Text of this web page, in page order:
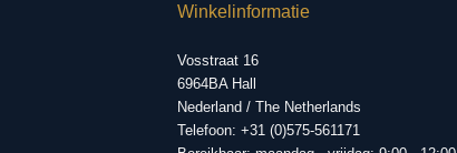
Winkelinformatie
Vosstraat 16
6964BA Hall
Nederland / The Netherlands
Telefoon: +31 (0)575-561171